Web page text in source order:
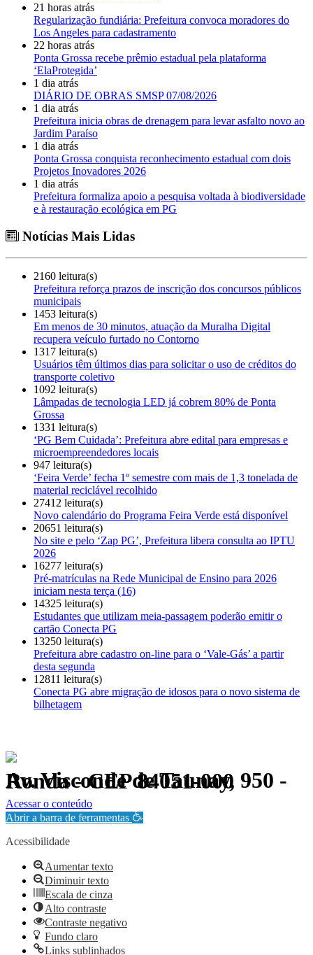
21 horas atrás
Regularização fundiária: Prefeitura convoca moradores do
Los Angeles para cadastramento
22 horas atrás
Ponta Grossa recebe prêmio estadual pela plataforma
‘ElaProtegida’
1 dia atrás
DIÁRIO DE OBRAS SMSP 07/08/2026
1 dia atrás
Prefeitura inicia obras de drenagem para levar asfalto novo ao
Jardim Paraíso
1 dia atrás
Ponta Grossa conquista reconhecimento estadual com dois
Projetos Inovadores 2026
1 dia atrás
Prefeitura formaliza apoio a pesquisa voltada à biodiversidade
e à restauração ecológica em PG
Notícias Mais Lidas
2160 leitura(s)
Prefeitura reforça prazos de inscrição dos concursos públicos
municipais
1453 leitura(s)
Em menos de 30 minutos, atuação da Muralha Digital
recupera veículo furtado no Contorno
1317 leitura(s)
Usuários têm últimos dias para solicitar o uso de créditos do
transporte coletivo
1092 leitura(s)
Lâmpadas de tecnologia LED já cobrem 80% de Ponta
Grossa
1331 leitura(s)
‘PG Bem Cuidada’: Prefeitura abre edital para empresas e
microempreendedores locais
947 leitura(s)
‘Feira Verde’ fecha 1º semestre com mais de 1,3 tonelada de
material reciclável recolhido
27412 leitura(s)
Novo calendário do Programa Feira Verde está disponível
20651 leitura(s)
No site e pelo ‘Zap PG’, Prefeitura libera consulta ao IPTU
2026
16277 leitura(s)
Pré-matrículas na Rede Municipal de Ensino para 2026
iniciam nesta terça (16)
14325 leitura(s)
Estudantes que utilizam meia-passagem poderão emitir o
cartão Conecta PG
13250 leitura(s)
Prefeitura abre cadastro on-line para o ‘Vale-Gás’ a partir
desta segunda
12811 leitura(s)
Conecta PG abre migração de idosos para o novo sistema de
bilhetagem
Av. Visconde de Taunay, 950 - Ronda - CEP 84051-000
Política de Privacidade.
Acessar o conteúdo
Abrir a barra de ferramentas
Acessibilidade
Aumentar texto
Diminuir texto
Escala de cinza
Alto contraste
Contraste negativo
Fundo claro
Links sublinhados